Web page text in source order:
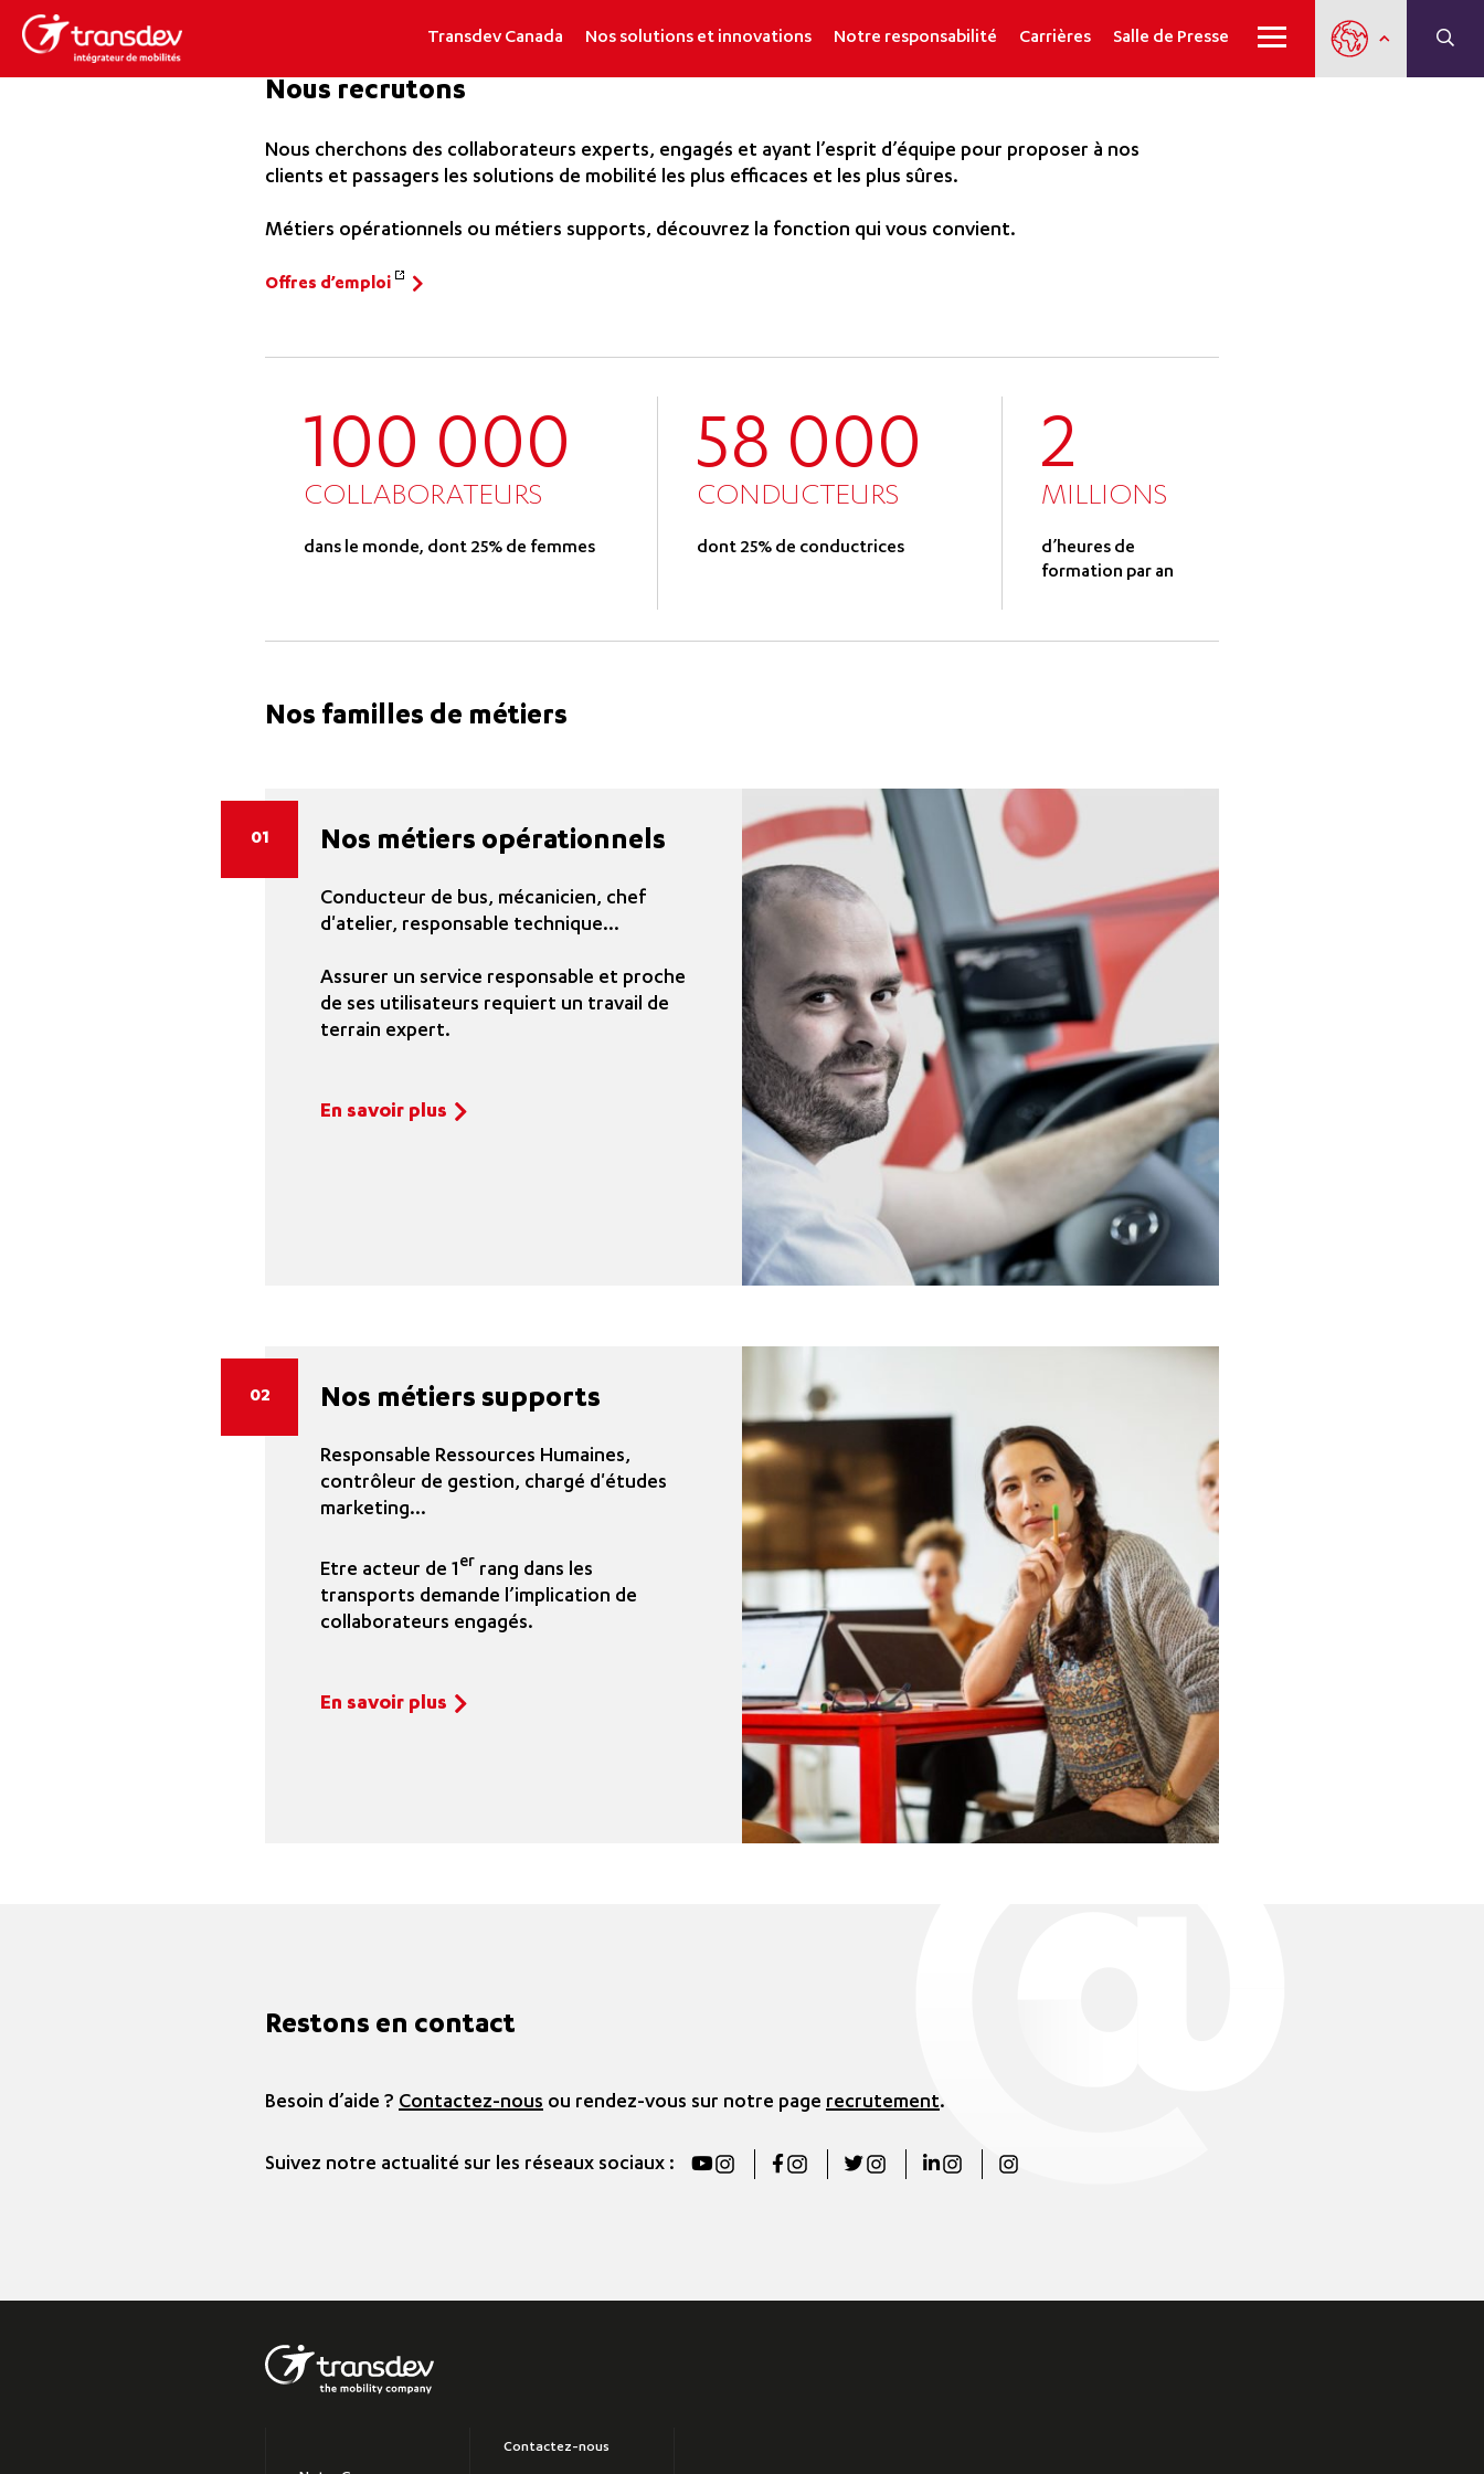
Transdev Canada Nos solutions et innovations Notre responsabilité Carrières Salle de Presse
Nous recrutons
Nous cherchons des collaborateurs experts, engagés et ayant l’esprit d’équipe pour proposer à nos
clients et passagers les solutions de mobilité les plus efficaces et les plus sûres.
Métiers opérationnels ou métiers supports, découvrez la fonction qui vous convient.
Offres d’emploi
100 000
COLLABORATEURS
dans le monde, dont 25% de femmes
58 000
CONDUCTEURS
dont 25% de conductrices
2
MILLIONS
d’heures de
formation par an
Nos familles de métiers
Nos métiers opérationnels
Conducteur de bus, mécanicien, chef
d'atelier, responsable technique...
Assurer un service responsable et proche
de ses utilisateurs requiert un travail de
terrain expert.
En savoir plus
01
Nos métiers supports
Responsable Ressources Humaines,
contrôleur de gestion, chargé d'études
marketing...
Etre acteur de 1er rang dans les
transports demande l’implication de
collaborateurs engagés.
En savoir plus
02
Restons en contact
Besoin d’aide ? Contactez-nous ou rendez-vous sur notre page recrutement.
Suivez notre actualité sur les réseaux sociaux :
Contactez-nous